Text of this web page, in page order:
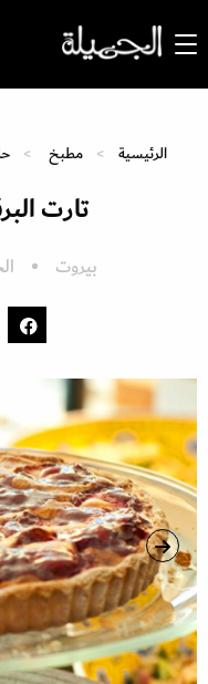
الرئيسية مطبخ
تارت
بيروت